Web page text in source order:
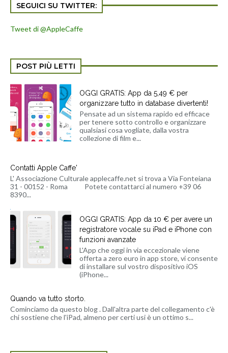
SEGUICI SU TWITTER:
Tweet di @AppleCaffe
POST PIÙ LETTI
OGGI GRATIS: App da 5,49 € per
organizzare tutto in database divertenti!
Pensate ad un sistema rapido ed efficace
per tenere sotto controllo e organizzare
qualsiasi cosa vogliate, dalla vostra
collezione di film e...
Contatti Apple Caffe'
L' Associazione Culturale applecaffe.net si trova a Via Fonteiana
31 - 00152 - Roma Potete contattarci al numero +39 06
8390...
OGGI GRATIS: App da 10 € per avere un
registratore vocale su iPad e iPhone con
funzioni avanzate
L'App che oggi in via eccezionale viene
offerta a zero euro in app store, vi consente
di installare sul vostro dispositivo iOS
(iPhone...
Quando va tutto storto.
Cominciamo da questo blog . Dall'altra parte del collegamento c'è
chi sostiene che l'iPad, almeno per certi usi è un ottimo s...